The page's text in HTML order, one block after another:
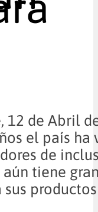
12 de Abril
el país ha
de
tiene